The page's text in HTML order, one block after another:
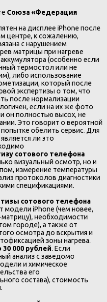
Союза «Федерация
на дисплее iPhone после
центре, к сожалению,
с нарушением
матрицы при нагреве
(особенно если
термостол или не
либо использование
который после
экспертизы о том, что
после нормализации
если на их же фото
он полностью высох, не
Это говорит о вероятной
обелить сервис. Для
ли это
сотового телефона
визуальный осмотр, но и
измерение температуры
протоколов диагностики
спецификациями.
сотового телефона
модели iPhone (чем новее,
необходимости
городе), а также от
осмотра до вскрытия и
зоны нагрева.
30 000 рублей. Если
анализ с заведомо
и химическое
его
состава), стоимость